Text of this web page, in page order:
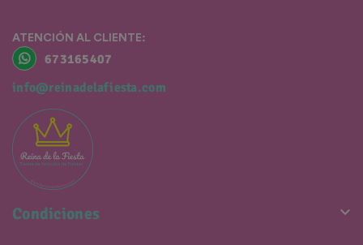
ATENCIÓN AL CLIENTE:
673165407
info@reinadelafiesta.com
Condiciones 